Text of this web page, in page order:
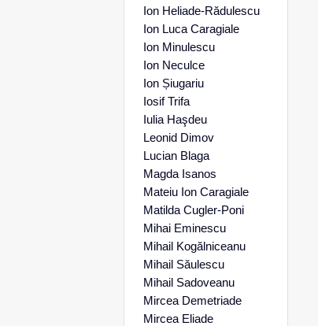
Ion Heliade-Rădulescu
Ion Luca Caragiale
Ion Minulescu
Ion Neculce
Ion Șiugariu
Iosif Trifa
Iulia Haşdeu
Leonid Dimov
Lucian Blaga
Magda Isanos
Mateiu Ion Caragiale
Matilda Cugler-Poni
Mihai Eminescu
Mihail Kogălniceanu
Mihail Săulescu
Mihail Sadoveanu
Mircea Demetriade
Mircea Eliade